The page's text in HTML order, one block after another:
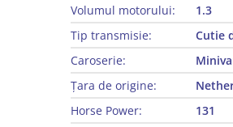
Volumul motorului:
1.3
Tip transmisie:
Cutie
Caroserie:
Țara de origine:
Horse Power:
131